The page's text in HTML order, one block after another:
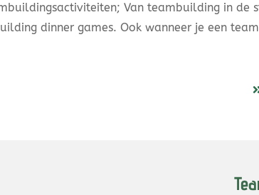
Van teambuilding in
dinner games. Ook wanneer je een